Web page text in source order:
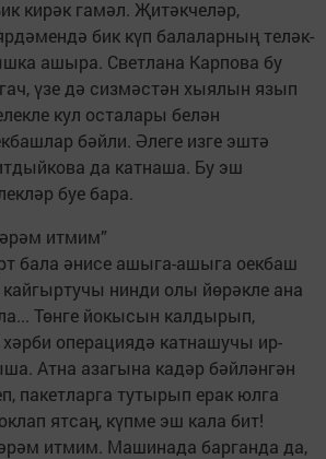
кирәк гамәл. Җитәкчеләр,
бик күп балаларның теләк-
ашыра. Светлана Карпова бу
үзе дә сизмәстән хыялын язып
кул осталары белән
бәйли. Әлеге изге эштә
да катнаша. Бу эш
буе бара.
итмим”
бала әнисе ашыга-ашыга оекбаш
нинди олы йөрәкле ана
Төнге йокысын калдырып,
операциядә катнашучы ир-
Атна азагына кадәр бәйләнгән
пакетларга тутырып ерак юлга
ятсаң, күпме эш кала бит!
итмим. Машинада барганда да,